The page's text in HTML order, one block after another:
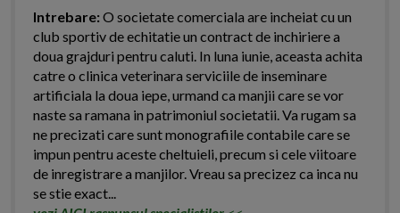
Intrebare:O societate comerciala are incheiat cu un
club sportiv de echitatie un contract de inchiriere a
doua grajduri pentru caluti. In luna iunie, aceasta achita
catre o clinica veterinara serviciile de inseminare
artificiala la doua iepe, urmand ca manjii care se vor
naste sa ramana in patrimoniul societatii. Va rugam sa
ne precizati care sunt monografiile contabile care se
impun pentru aceste cheltuieli, precum si cele viitoare
de inregistrare a manjilor. Vreau sa precizez ca inca nu
se stie exact...